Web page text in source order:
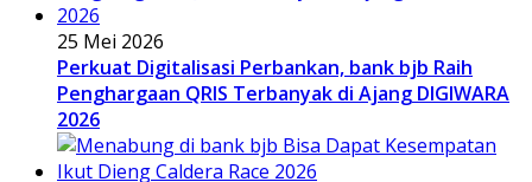
25 Mei 2026
Perkuat Digitalisasi Perbankan, bank bjb Raih
Penghargaan QRIS Terbanyak di Ajang DIGIWARA
2026